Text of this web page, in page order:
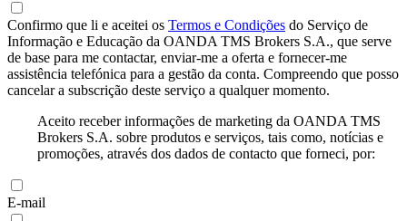
Confirmo que li e aceitei os Termos e Condições do Serviço de
Informação e Educação da OANDA TMS Brokers S.A., que serve
de base para me contactar, enviar-me a oferta e fornecer-me
assistência telefónica para a gestão da conta. Compreendo que posso
cancelar a subscrição deste serviço a qualquer momento.
Aceito receber informações de marketing da OANDA TMS
Brokers S.A. sobre produtos e serviços, tais como, notícias e
promoções, através dos dados de contacto que forneci, por:
E-mail